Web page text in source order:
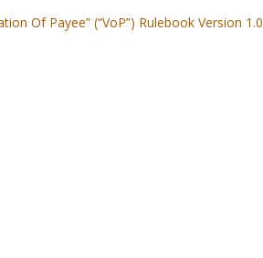
Of Payee” (“VoP”) Rulebook Version 1.0